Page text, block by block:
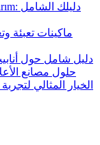
ماكينات تعبئة
دليل شامل حول
حلول مصانع